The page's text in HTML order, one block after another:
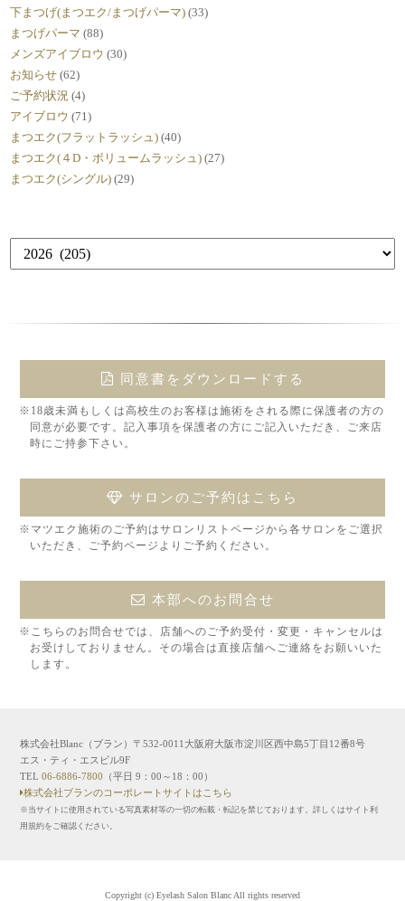
下まつげ(まつエク/まつげパーマ) (33)
まつげパーマ (88)
メンズアイブロウ (30)
お知らせ (62)
ご予約状況 (4)
アイブロウ (71)
まつエク(フラットラッシュ) (40)
まつエク(４D・ボリュームラッシュ) (27)
まつエク(シングル) (29)
同意書をダウンロードする
※18歳未満もしくは高校生のお客様は施術をされる際に保護者の方の
同意が必要です。記入事項を保護者の方にご記入いただき、ご来店
時にご持参下さい。
サロンのご予約はこちら
※マツエク施術のご予約はサロンリストページから各サロンをご選択
いただき、ご予約ページよりご予約ください。
本部へのお問合せ
※こちらのお問合せでは、店舗へのご予約受付・変更・キャンセルは
お受けしておりません。その場合は直接店舗へご連絡をお願いいた
します。
株式会社Blanc（ブラン）〒532-0011大阪府大阪市淀川区西中島5丁目12番8号
エス・ティ・エスビル9F
TEL06-6886-7800
（平日 9：00～18：00）
株式会社ブランのコーポレートサイトはこちら
※当サイトに使用されている写真素材等の一切の転載・転記を禁じております。詳しくはサイト利
用規約をご確認ください。
Copyright (c) Eyelash Salon Blanc All rights reserved